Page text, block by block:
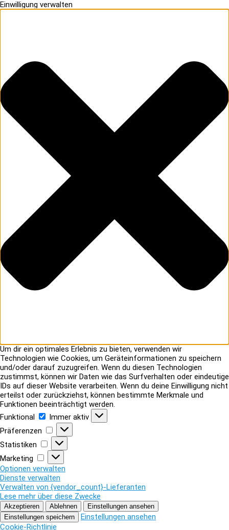
Einwilligung verwalten
Um dir ein optimales Erlebnis zu bieten, verwenden wir
Technologien wie Cookies, um Geräteinformationen zu speichern
und/oder darauf zuzugreifen. Wenn du diesen Technologien
zustimmst, können wir Daten wie das Surfverhalten oder eindeutige
IDs auf dieser Website verarbeiten. Wenn du deine Einwilligung nicht
erteilst oder zurückziehst, können bestimmte Merkmale und
Funktionen beeinträchtigt werden.
Funktional
Funktional
Immer aktiv
Präferenzen
Präferenzen
Statistiken
Statistiken
Marketing
Marketing
Optionen verwalten
Dienste verwalten
Verwalten von {vendor_count}-Lieferanten
Lese mehr über diese Zwecke
Akzeptieren Ablehnen
Einstellungen ansehen
Einstellungen speichern
Einstellungen ansehen
Cookie-Richtlinie